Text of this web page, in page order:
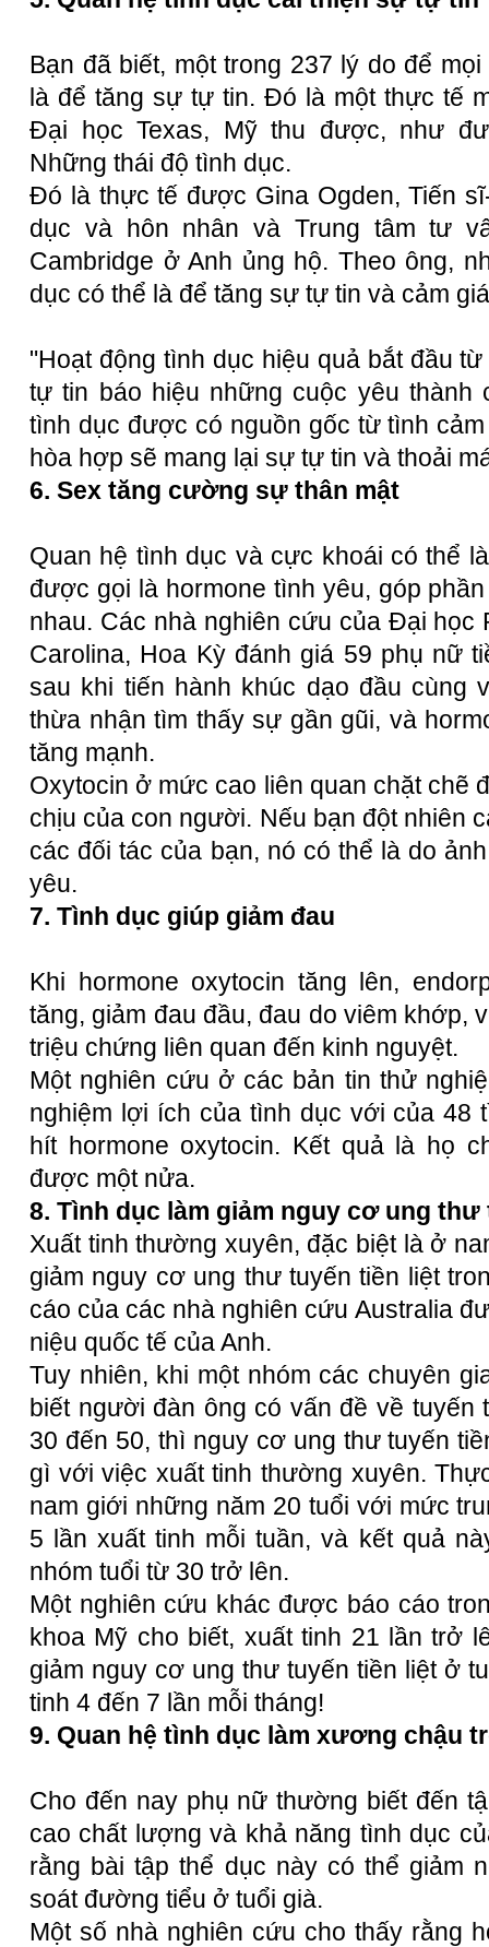
Bạn đã biết, một trong 237 lý do để
là để tăng sự tự tin. Đó là một thực tế
Đại học Texas, Mỹ thu được, như
Những thái độ tình dục.
Đó là thực tế được Gina Ogden, Tiến
dục và hôn nhân và Trung tâm tư
Cambridge ở Anh ủng hộ. Theo ông,
dục có thể là để tăng sự tự tin và cảm
"Hoạt động tình dục hiệu quả bắt đầu
tự tin báo hiệu những cuộc yêu thành
tình dục được có nguồn gốc từ tình
hòa hợp sẽ mang lại sự tự tin và thoải
6. Sex tăng cường sự thân mật
Quan hệ tình dục và cực khoái có thể
được gọi là hormone tình yêu, góp
nhau. Các nhà nghiên cứu của Đại học
Carolina, Hoa Kỳ đánh giá 59 phụ nữ
sau khi tiến hành khúc dạo đầu cùng
thừa nhận tìm thấy sự gần gũi, và
tăng mạnh.
Oxytocin ở mức cao liên quan chặt chẽ
chịu của con người. Nếu bạn đột nhiên
các đối tác của bạn, nó có thể là do
yêu.
7. Tình dục giúp giảm đau
Khi hormone oxytocin tăng lên,
tăng, giảm đau đầu, đau do viêm khớp,
triệu chứng liên quan đến kinh nguyệt.
Một nghiên cứu ở các bản tin thử
nghiệm lợi ích của tình dục với của 48
hít hormone oxytocin. Kết quả là họ
được một nửa.
8. Tình dục làm giảm nguy cơ ung
Xuất tinh thường xuyên, đặc biệt là ở
giảm nguy cơ ung thư tuyến tiền liệt
cáo của các nhà nghiên cứu Australia
niệu quốc tế của Anh.
Tuy nhiên, khi một nhóm các chuyên
biết người đàn ông có vấn đề về tuyến
30 đến 50, thì nguy cơ ung thư tuyến
gì với việc xuất tinh thường xuyên.
nam giới những năm 20 tuổi với mức
5 lần xuất tinh mỗi tuần, và kết quả
nhóm tuổi từ 30 trở lên.
Một nghiên cứu khác được báo cáo
khoa Mỹ cho biết, xuất tinh 21 lần trở
giảm nguy cơ ung thư tuyến tiền liệt ở
tinh 4 đến 7 lần mỗi tháng!
9. Quan hệ tình dục làm xương chậu
Cho đến nay phụ nữ thường biết đến
cao chất lượng và khả năng tình dục
rằng bài tập thể dục này có thể giảm
soát đường tiểu ở tuổi già.
Một số nhà nghiên cứu cho thấy rằng